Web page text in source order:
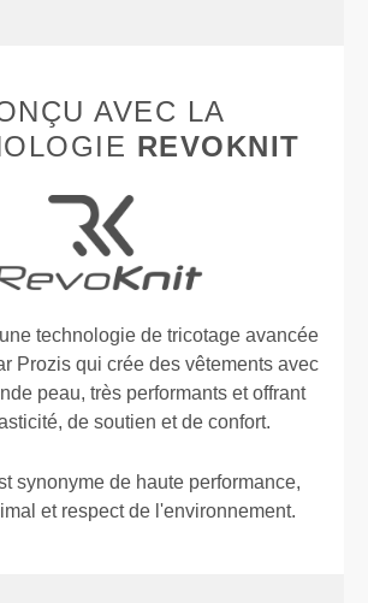
AVEC LA
REVOKNIT
technologie de tricotage avancée
Prozis qui crée des vêtements avec
peau, très performants et offrant
de soutien et de confort.
synonyme de haute performance,
et respect de l'environnement.